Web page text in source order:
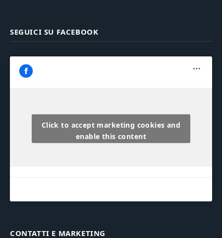
SEGUICI SU FACEBOOK
Click to accept marketing cookies and
enable this content
CONTATTI E MARKETING